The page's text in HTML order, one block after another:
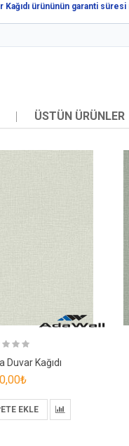
Kağıdı ürününün garanti
ÜSTÜN ÜRÜNLER
Duvar Kağıdı
EKLE